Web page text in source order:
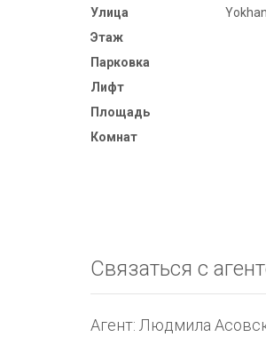
Улица
Этаж
Парковка
Лифт
Площадь
Комнат
Связаться с
Агент: Людмила